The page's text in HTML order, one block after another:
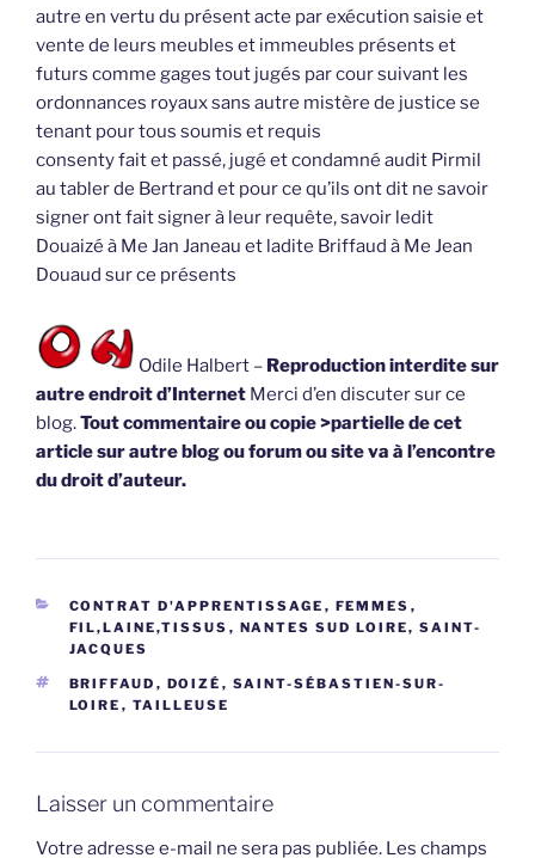
autre en vertu du présent acte par exécution saisie et
vente de leurs meubles et immeubles présents et
futurs comme gages tout jugés par cour suivant les
ordonnances royaux sans autre mistère de justice se
tenant pour tous soumis et requis
consenty fait et passé, jugé et condamné audit Pirmil
au tabler de Bertrand et pour ce qu’ils ont dit ne savoir
signer ont fait signer à leur requête, savoir ledit
Douaizé à Me Jan Janeau et ladite Briffaud à Me Jean
Douaud sur ce présents
Odile Halbert – Reproduction interdite sur
autre endroit d’Internet Merci d’en discuter sur ce
blog.Tout commentaire ou copie >partielle de cet
article sur autre blog ou forum ou site va à l’encontre
du droit d’auteur.
CATÉGORIES
CONTRAT D'APPRENTISSAGE , FEMMES ,
FIL,LAINE,TISSUS , NANTES SUD LOIRE, SAINT-
JACQUES
ÉTIQUETTES
BRIFFAUD , DOIZÉ , SAINT-SÉBASTIEN-SUR-
LOIRE , TAILLEUSE
Laisser un commentaire
Votre adresse e-mail ne sera pas publiée. Les champs